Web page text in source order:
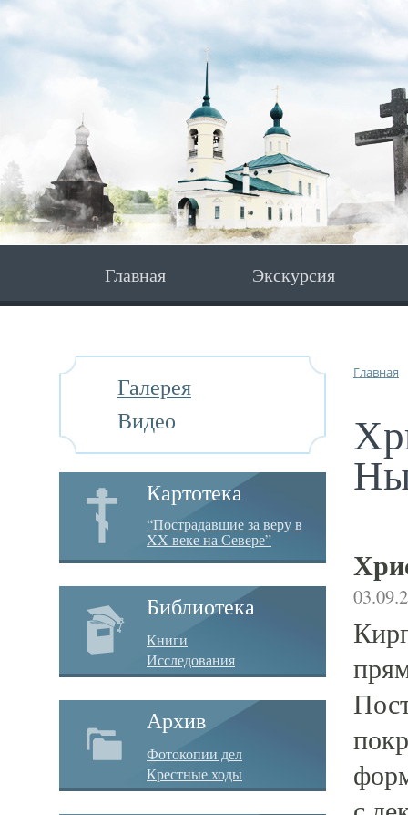
Главная Экскурсия
Галерея
Видео
Картотека
“Пострадавшие за веру в
XX веке на Севере”
Библиотека
Книги
Исследования
Архив
Фотокопии дел
Крестные ходы
Главная